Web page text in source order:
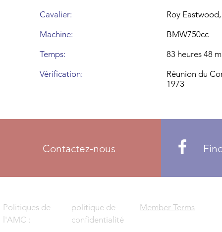
Cavalier:
Machine:
Temps:
Vérification:
Roy
BMW750cc
83 heures 48
Réunion du
1973
Contactez-nous
Politiques de
l'AMC :
politique de
confidentialité
Member Terms